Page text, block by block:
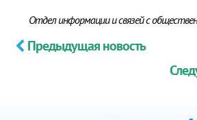
Отдел информации и связей с
Предыдущая новость